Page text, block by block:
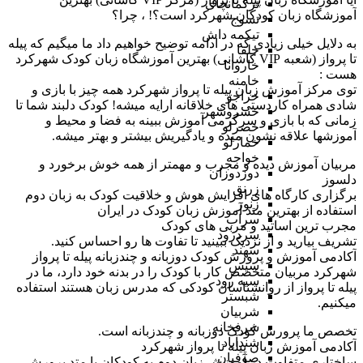
ترکمانچای
تسوج
تیکمه داش
جلفا
خاروانا
خامنه
خراجو
خسروشهر
خضرلو
خمارلو
خواجه
دوزدوزان
زرنق
زنوز
سراب
سردرود
سهند
سیس
سیه رود
شبستر
شربیان
شرفخانه
شندآباد
صوفیان
آموزشگاه زبان کودکان شهرکرد است؟! ، چرا؟
به دلایل خیلی زیادی که در ادامه توضیح خواهیم داد ما میگیم که پیله
تا پرواز (شعبه VIP کاشانی) بهترین آموزشگاه زبان کودک شهرکرد
هست :
توی مرکز آموزش زبان پیله تا پرواز شهرکرد همه چیز با بازی و
شادی همراه کاردستی های خلاقانه ارایه میشه! کودک دلبند شما تا
زمانی که با بازی و سرگرمی آموزش ببینه به فضا و محیط و
آموزشها علاقه نشون میده و یادگیریش بیشتر و بهتر میشه.
مربیان آموزش دیده و مجرب و مهمتر از همه خوش برخورد و
دلسوز
برگزاری کارگاه های افزایش هوش و خلاقیت کودک به زبان دوم
استفاده از بهترین متد آموزش زبان کودک در ایران
مجرب ترین اساتید و مربی های کودک
تشریف بیارید و از نزدیک ببینید تا تفاوت ها رو احساس کنید.
آکادمی آموزش و پرورش کودک دوزبانه و چندزبانه پیله تا پرواز
شهرکرد مربیان متخصص کار با کودک را در بدنه خود دارد، ما در
پیله تا پرواز از روانشناسان کودکی که مدرس زبان هستند استفاده
میکنیم.
تخصص ما پرورش کودک دوزبانه و چندزبانه است.
آکادمی آموزش زبان پیله تا پرواز شهرکرد